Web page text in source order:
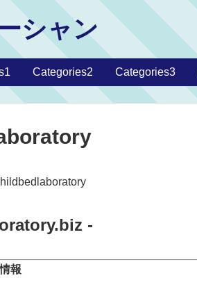
シャン
Categories2 Categories3
-
報